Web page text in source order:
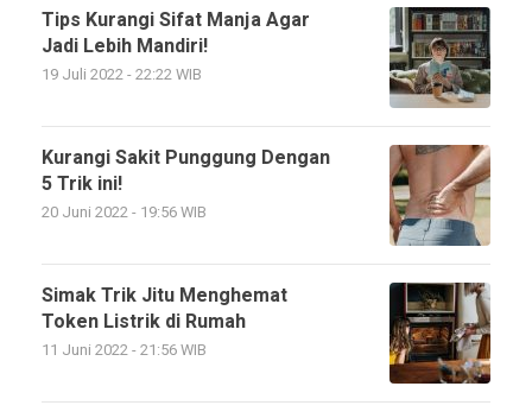
Tips Kurangi Sifat Manja Agar
Jadi Lebih Mandiri!
19 Juli 2022 - 22:22 WIB
Kurangi Sakit Punggung Dengan
5 Trik ini!
20 Juni 2022 - 19:56 WIB
Simak Trik Jitu Menghemat
Token Listrik di Rumah
11 Juni 2022 - 21:56 WIB